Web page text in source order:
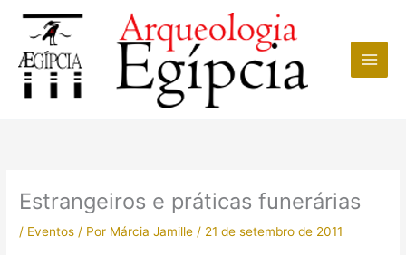
conteúdo
Estrangeiros e práticas funerárias
/ Eventos / Por Márcia Jamille / 21 de setembro de 2011